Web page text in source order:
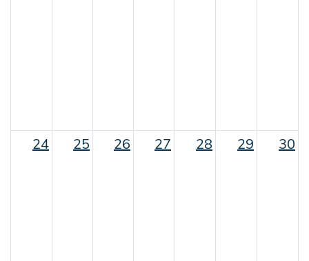
24 25 26 27 28 29 30